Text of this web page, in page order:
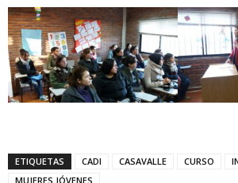
ETIQUETAS CADI CASAVALLE CURSO
MUJERES JÓVENES